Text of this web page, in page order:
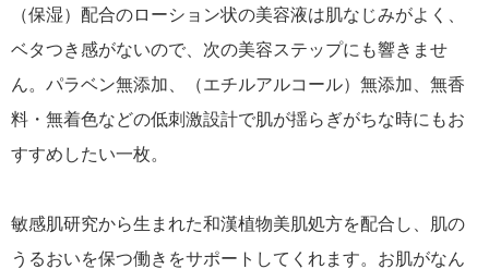
（保湿）配合のローション状の美容液は肌なじみがよく、
ベタつき感がないので、次の美容ステップにも響きませ
ん。パラベン無添加、（エチルアルコール）無添加、無香
料・無着色などの低刺激設計で肌が揺らぎがちな時にもお
すすめしたい一枚。
敏感肌研究から生まれた和漢植物美肌処方を配合し、肌の
うるおいを保つ働きをサポートしてくれます。お肌がなん